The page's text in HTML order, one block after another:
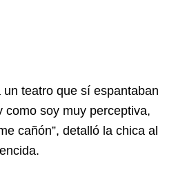
un teatro que sí espantaban
como soy muy perceptiva,
cañón”, detalló la chica al